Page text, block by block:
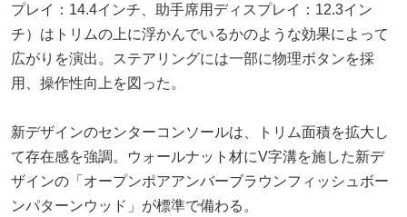
プレイ：14.4インチ、助手席用ディスプレイ：12.3イン
チ）はトリムの上に浮かんでいるかのような効果によって
広がりを演出。ステアリングには一部に物理ボタンを採
用、操作性向上を図った。
新デザインのセンターコンソールは、トリム面積を拡大し
て存在感を強調。ウォールナット材にV字溝を施した新デ
ザインの「オープンポアアンバーブラウンフィッシュボー
ンパターンウッド」が標準で備わる。